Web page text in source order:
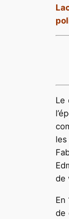
Le
de
En
de